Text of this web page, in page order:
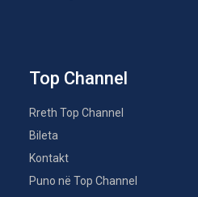
Top Channel
Rreth Top Channel
Bileta
Kontakt
Puno në Top Channel